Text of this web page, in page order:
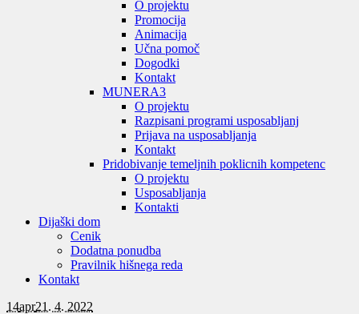
O projektu
Promocija
Animacija
Učna pomoč
Dogodki
Kontakt
MUNERA3
O projektu
Razpisani programi usposabljanj
Prijava na usposabljanja
Kontakt
Pridobivanje temeljnih poklicnih kompetenc
O projektu
Usposabljanja
Kontakti
Dijaški dom
Cenik
Dodatna ponudba
Pravilnik hišnega reda
Kontakt
14apr21. 4. 2022